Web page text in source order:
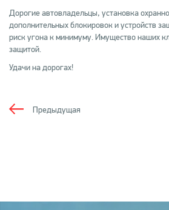
Дорогие автовладельцы, установка
дополнительных блокировок и устройств
риск угона к минимуму. Имущество наших
защитой.
Удачи на дорогах!
Предыдущая